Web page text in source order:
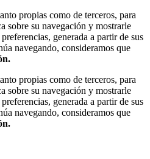
propias como de terceros, para
sobre su navegación y mostrarle
generada a partir de sus
navegando, consideramos que
propias como de terceros, para
sobre su navegación y mostrarle
generada a partir de sus
navegando, consideramos que